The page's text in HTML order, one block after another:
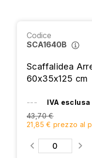
Codice
SCA1640B
Scaffalidea
60x35x125 cm
---
IVA esclusa
43,70 €
21,85 € prezzo al